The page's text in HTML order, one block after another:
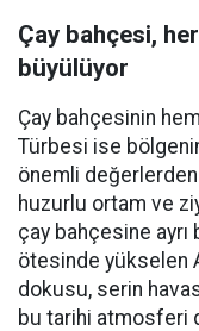
Çay bahçesi,
büyülüyor
Çay bahçesinin
Türbesi ise
önemli
huzurlu ortam ve
çay bahçesine ayrı
ötesinde yükselen
dokusu, serin
bu tarihi atmosferi